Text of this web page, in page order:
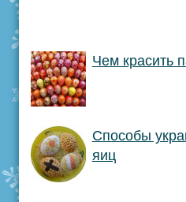
Чем красить
Способы
яиц